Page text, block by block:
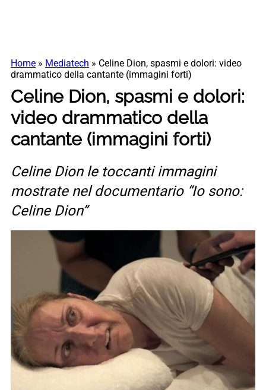
Home » Mediatech » Celine Dion, spasmi e dolori: video
drammatico della cantante (immagini forti)
Celine Dion, spasmi e dolori:
video drammatico della
cantante (immagini forti)
Celine Dion le toccanti immagini
mostrate nel documentario “Io sono:
Celine Dion”